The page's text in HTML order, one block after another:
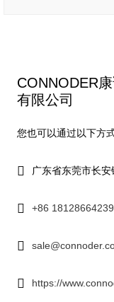
CONNODER
有限公司
您也可以通过以下方
广东省东莞市长
+86 18128664239
https://